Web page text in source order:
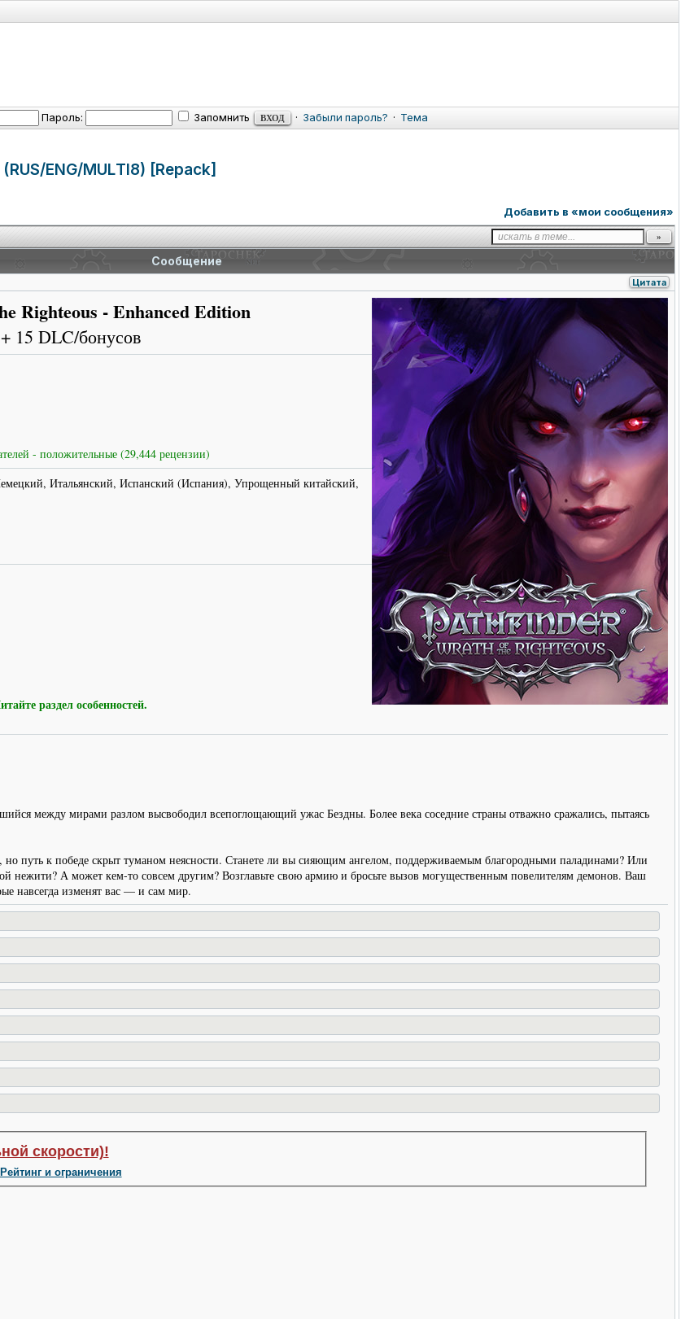
Пароль: Запомнить · Забыли пароль? · Тема
ENG/MULTI8) [Repack]
Добавить в «мои сообщения»
Сообщение
Цитата
Righteous - Enhanced Edition
15 DLC/бонусов
- положительные (29,444 рецензии)
Итальянский, Испанский (Испания), Упрощенный китайский,
раздел особенностей.
между мирами разлом высвободил всепоглощающий ужас Бездны. Более века соседние страны отважно сражались, пытаясь
но путь к победе скрыт туманом неясности. Станете ли вы сияющим ангелом, поддерживаемым благородными паладинами? Или
нежити? А может кем-то совсем другим? Возглавьте свою армию и бросьте вызов могущественным повелителям демонов. Ваш
навсегда изменят вас — и сам мир.
скорости)!
Рейтинг и ограничения